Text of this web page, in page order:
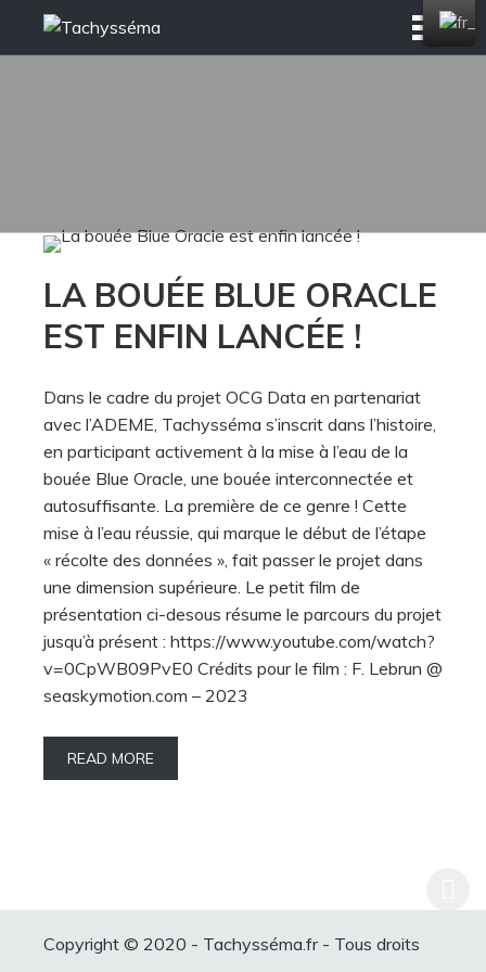
LA BOUÉE BLUE ORACLE
EST ENFIN LANCÉE !
Dans le cadre du projet OCG Data en partenariat
avec l’ADEME, Tachysséma s’inscrit dans l’histoire,
en participant activement à la mise à l’eau de la
bouée Blue Oracle, une bouée interconnectée et
autosuffisante. La première de ce genre ! Cette
mise à l’eau réussie, qui marque le début de l’étape
« récolte des données », fait passer le projet dans
une dimension supérieure. Le petit film de
présentation ci-desous résume le parcours du projet
jusqu’à présent : https://www.youtube.com/watch?
v=0CpWB09PvE0 Crédits pour le film : F. Lebrun @
seaskymotion.com – 2023
READ MORE
Copyright © 2020 - Tachysséma.fr - Tous droits